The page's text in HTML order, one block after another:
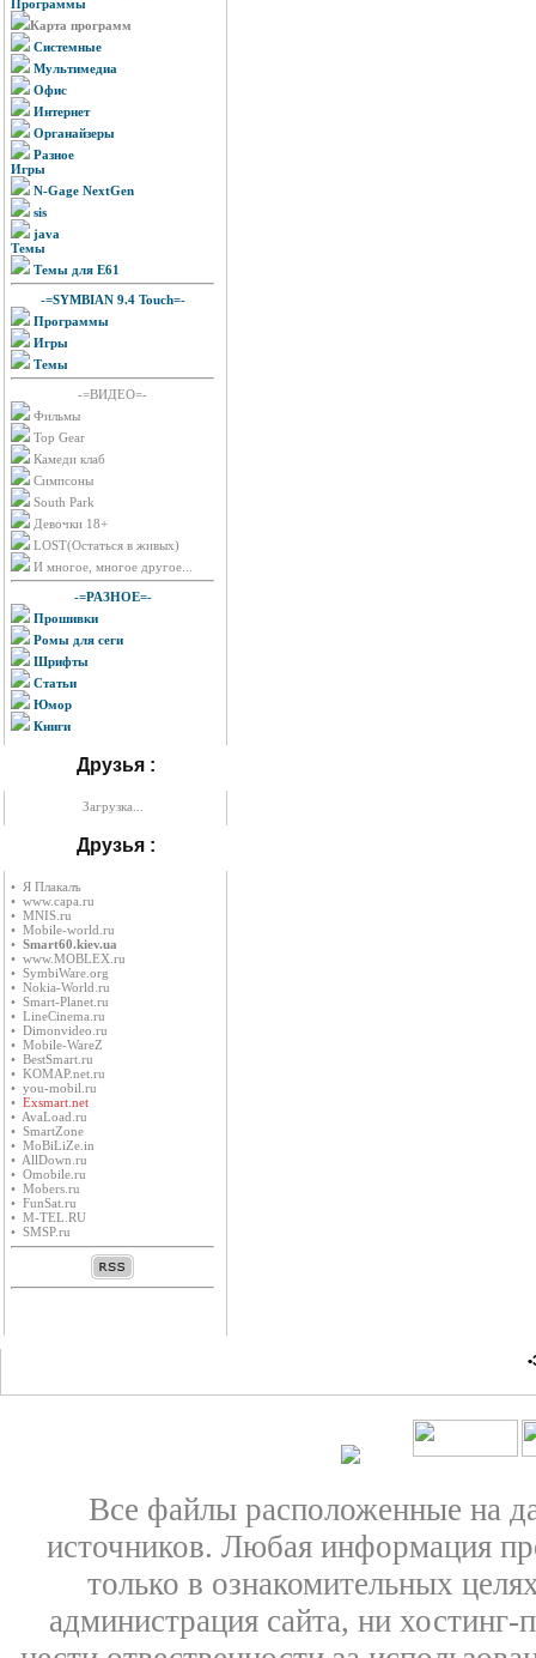
Программы
Карта программ
Системные
Мультимедиа
Офис
Интернет
Органайзеры
Разное
Игры
N-Gage NextGen
sis
java
Темы
Темы для E61
-=SYMBIAN 9.4 Touch=-
Программы
Игры
Темы
-=ВИДЕО=-
Фильмы
Top Gear
Камеди клаб
Симпсоны
South Park
Девочки 18+
LOST(Остаться в живых)
И многое, многое другое...
-=РАЗНОЕ=-
Прошивки
Ромы для сеги
Шрифты
Статьи
Юмор
Книги
Друзья :
Загрузка...
Друзья :
• Я Плакалъ
• www.capa.ru
• MNIS.ru
• Mobile-world.ru
• Smart60.kiev.ua
• www.MOBLEX.ru
• SymbiWare.org
• Nokia-World.ru
• Smart-Planet.ru
• LineCinema.ru
• Dimonvideo.ru
• Mobile-WareZ
• BestSmart.ru
• KOMAP.net.ru
• you-mobil.ru
• Exsmart.net
• AvaLoad.ru
• SmartZone
• MoBiLiZe.in
• AllDown.ru
• Оmobile.ru
• Mobers.ru
• FunSat.ru
• M-TEL.RU
• SMSP.ru
Все файлы расположенные на
источников. Любая информация
только в ознакомительных
администрация сайта, ни